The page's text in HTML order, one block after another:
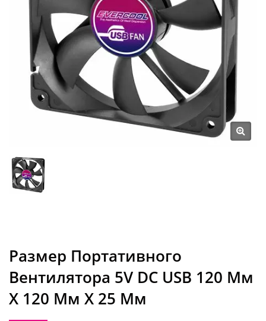
Размер Портативного
Вентилятора 5V DC USB 120 Мм
X 120 Мм X 25 Мм